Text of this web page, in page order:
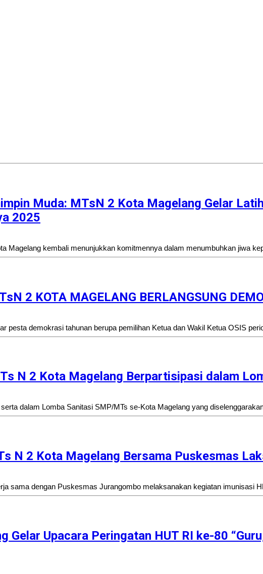
Muda: MTsN 2 Kota Magelang Gelar
2025
Magelang kembali menunjukkan komitmennya dalam menumbuhkan jiwa
2 KOTA MAGELANG BERLANGSUNG
pesta demokrasi tahunan berupa pemilihan Ketua dan Wakil Ketua OSIS
N 2 Kota Magelang Berpartisipasi dalam
dalam Lomba Sanitasi SMP/MTs se-Kota Magelang yang
N 2 Kota Magelang Bersama Puskesmas
sama dengan Puskesmas Jurangombo melaksanakan kegiatan imunisasi
Gelar Upacara Peringatan HUT RI ke-80